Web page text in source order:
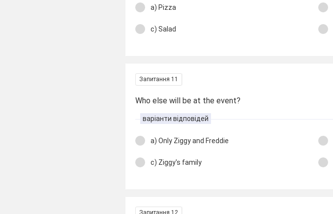
a) Pizza
c) Salad
Запитання 11
Who else will be at the event?
варіанти відповідей
a) Only Ziggy and Freddie
c) Ziggy's family
Запитання 12